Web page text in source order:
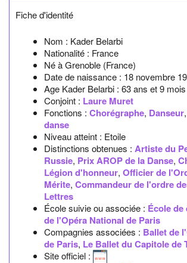
Fiche d'identité
Nom : Kader Belarbi
Nationalité : France
Né àGrenoble (France)
Date de naissance : 18 novembre
Age Kader Belarbi : 63 ans et 9 mois
Conjoint : Laure Muret
Fonctions : Chorégraphe, Danseur,
danse
Niveau atteint : Etoile
Distinctions obtenues : Artiste du
Russie, Prix AROP de la Danse,
Légion d'honneur, Officier de
Mérite, Commandeur de l'ordre
Lettres
École suivie ou associée : École
de l'Opéra National de Paris
Compagnies associées : Ballet de
de Paris, Le Ballet du Capitole de
Site officiel :